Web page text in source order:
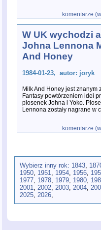
komentarze
W UK wychodzi
Johna Lennona
And Honey
1984-01-23, autor: joryk
Milk And Honey jest znanym
Fantasy powtórzeniem idei
piosenek Johna i Yoko.
Lennona zostały nagrane w
komentarze
Wybierz inny rok: 1843,
1950, 1951, 1954, 1956,
1977, 1978, 1979, 1980,
2001, 2002, 2003, 2004,
2025, 2026,